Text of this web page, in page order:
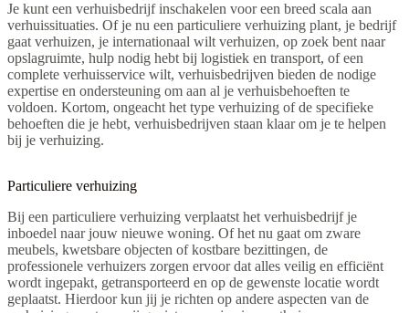
Je kunt een verhuisbedrijf inschakelen voor een breed scala aan
verhuissituaties. Of je nu een particuliere verhuizing plant, je bedrijf
gaat verhuizen, je internationaal wilt verhuizen, op zoek bent naar
opslagruimte, hulp nodig hebt bij logistiek en transport, of een
complete verhuisservice wilt, verhuisbedrijven bieden de nodige
expertise en ondersteuning om aan al je verhuisbehoeften te
voldoen. Kortom, ongeacht het type verhuizing of de specifieke
behoeften die je hebt, verhuisbedrijven staan klaar om je te helpen
bij je verhuizing.
Particuliere verhuizing
Bij een particuliere verhuizing verplaatst het verhuisbedrijf je
inboedel naar jouw nieuwe woning. Of het nu gaat om zware
meubels, kwetsbare objecten of kostbare bezittingen, de
professionele verhuizers zorgen ervoor dat alles veilig en efficiënt
wordt ingepakt, getransporteerd en op de gewenste locatie wordt
geplaatst. Hierdoor kun jij je richten op andere aspecten van de